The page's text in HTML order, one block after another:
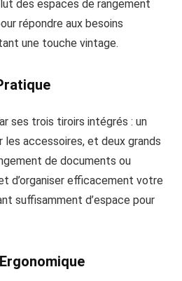
des espaces de rangement
répondre aux besoins
une touche vintage.
ses trois tiroirs intégrés : un
accessoires, et deux grands
de documents ou
d’organiser efficacement votre
suffisamment d’espace pour